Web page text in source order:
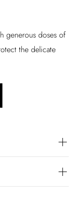
generous doses of
the delicate
protect the